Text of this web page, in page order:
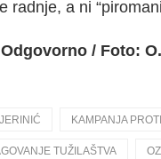
radnje, a ni
/ Foto:
KAMPANJA
TUŽILAŠTVA